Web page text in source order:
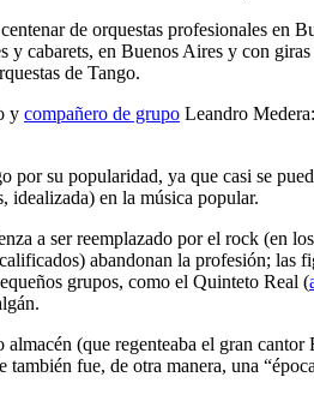
de orquestas profesionales en
cabarets, en Buenos Aires y con
de Tango.
y compañero de grupo Leandro
su popularidad, ya que casi se
idealizada) en la música popular.
a ser reemplazado por el rock (en
abandonan la profesión; las
grupos, como el Quinteto Real (
(que regenteaba el gran
fue, de otra manera, una